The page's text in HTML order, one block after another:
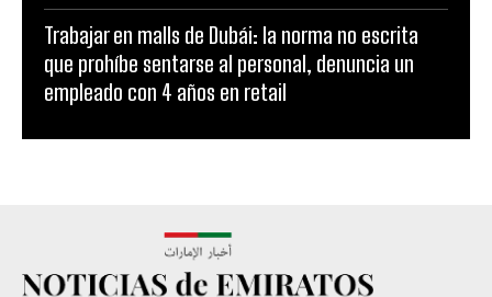
Trabajar en malls de Dubái: la norma no escrita
que prohíbe sentarse al personal, denuncia un
empleado con 4 años en retail